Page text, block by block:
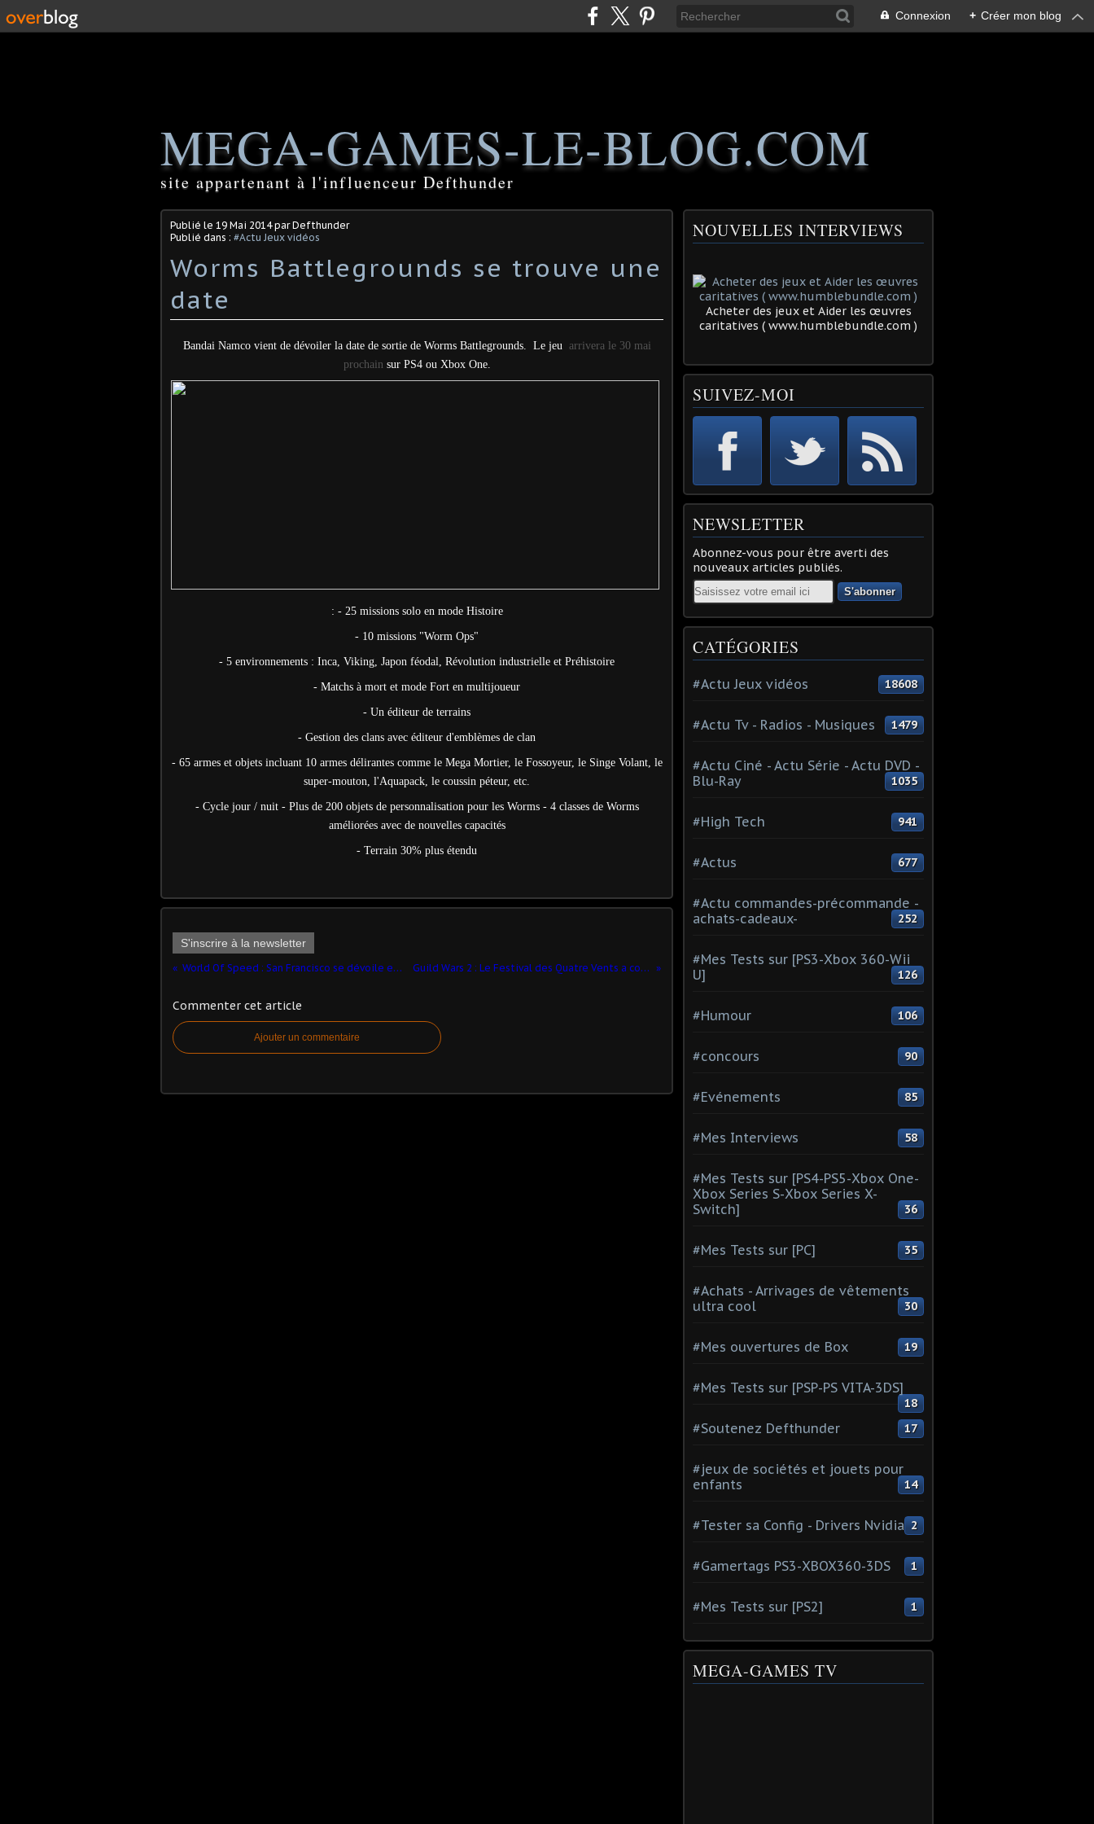
Connexion + Créer mon blog
MEGA-GAMES-LE-BLOG.COM
site appartenant à l'influenceur Defthunder
Publié le 19 Mai 2014par Defthunder
Publié dans : #Actu Jeux vidéos
Worms Battlegrounds se trouve une
date
Bandai Namco vient de dévoiler la date de sortie de Worms Battlegrounds. Le jeu arrivera le 30 mai
prochain sur PS4 ou Xbox One.
: - 25 missions solo en mode Histoire
- 10 missions "Worm Ops"
- 5 environnements : Inca, Viking, Japon féodal, Révolution industrielle et Préhistoire
- Matchs à mort et mode Fort en multijoueur
- Un éditeur de terrains
- Gestion des clans avec éditeur d'emblèmes de clan
- 65 armes et objets incluant 10 armes délirantes comme le Mega Mortier, le Fossoyeur, le Singe Volant, le
super-mouton, l'Aquapack, le coussin péteur, etc.
- Cycle jour / nuit - Plus de 200 objets de personnalisation pour les Worms - 4 classes de Worms
améliorées avec de nouvelles capacités
- Terrain 30% plus étendu
S'inscrire à la newsletter
World Of Speed : San Francisco‏ se dévoile en images Guild Wars 2 : Le Festival des Quatre Vents a commencé !‏
Commenter cet article
Ajouter un commentaire
NOUVELLES INTERVIEWS
Acheter des jeux et Aider les œuvres
caritatives ( www.humblebundle.com )
SUIVEZ-MOI
NEWSLETTER
Abonnez-vous pour être averti des
nouveaux articles publiés.
Email
CATÉGORIES
#Actu Jeux vidéos 18608
#Actu Tv - Radios - Musiques 1479
#Actu Ciné - Actu Série - Actu DVD -
Blu-Ray
1035
#High Tech 941
#Actus 677
#Actu commandes-précommande -
achats-cadeaux-
252
#Mes Tests sur [PS3-Xbox 360-Wii
U]
126
#Humour 106
#concours 90
#Evénements 85
#Mes Interviews 58
#Mes Tests sur [PS4-PS5-Xbox One-
Xbox Series S-Xbox Series X-
Switch]
36
#Mes Tests sur [PC] 35
#Achats - Arrivages de vêtements
ultra cool
30
#Mes ouvertures de Box 19
#Mes Tests sur [PSP-PS VITA-3DS]
18
#Soutenez Defthunder 17
#jeux de sociétés et jouets pour
enfants
14
#Tester sa Config - Drivers Nvidia 2
#Gamertags PS3-XBOX360-3DS 1
#Mes Tests sur [PS2] 1
MEGA-GAMES TV